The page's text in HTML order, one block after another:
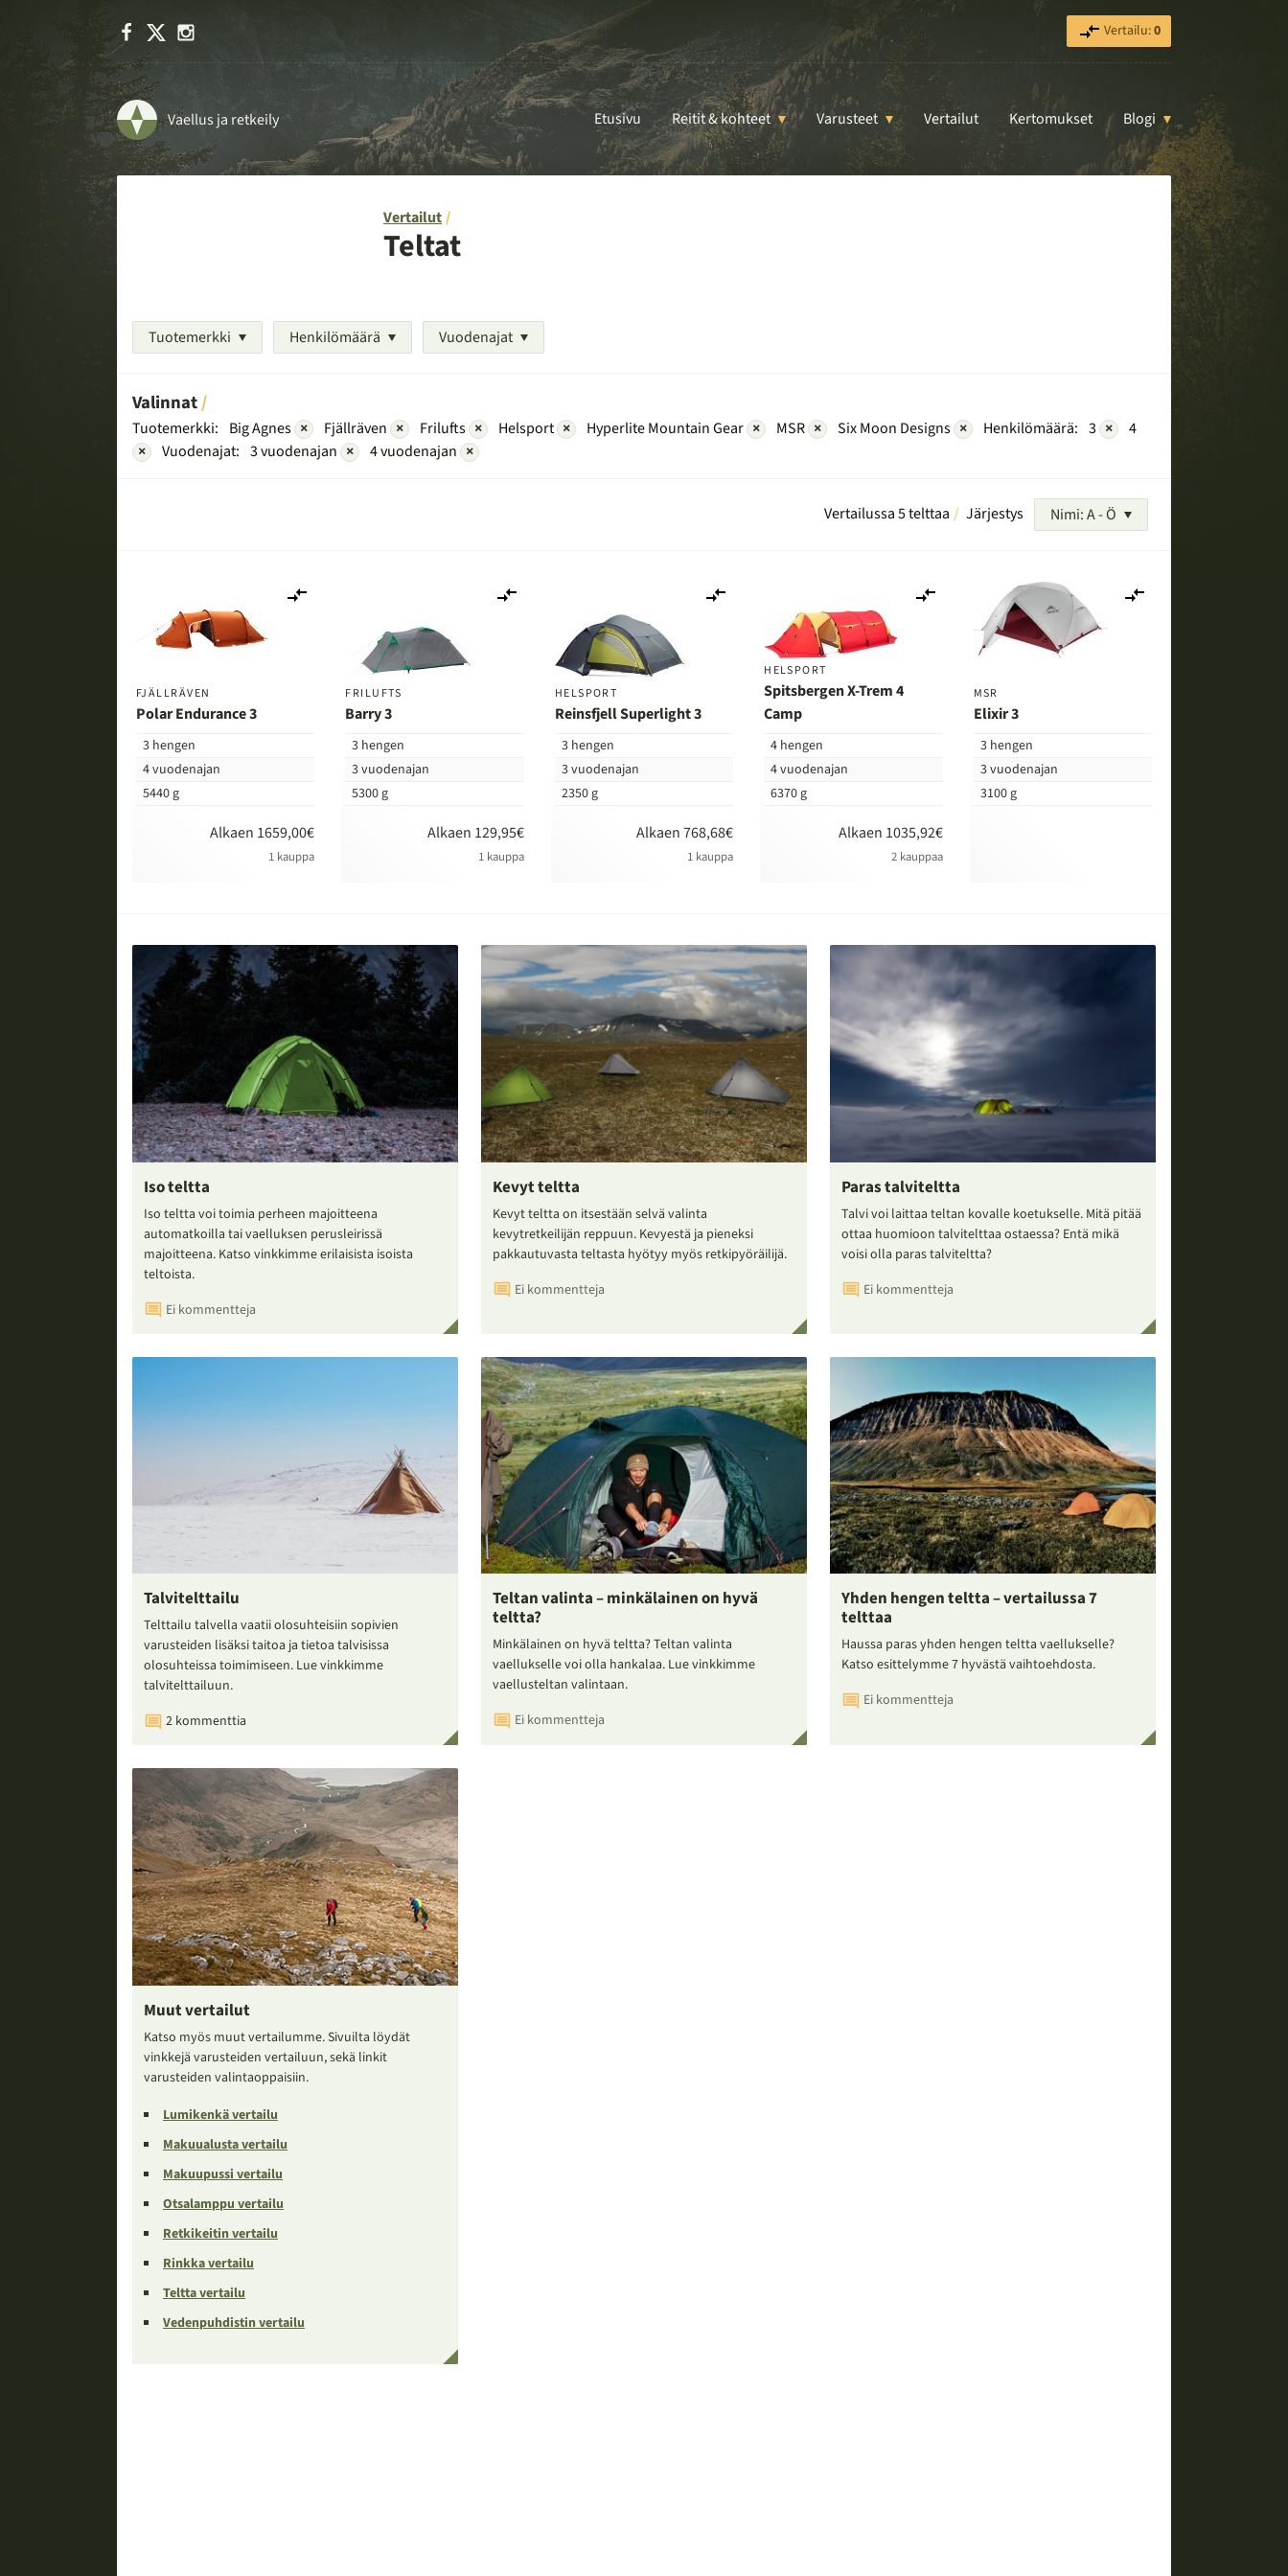
Facebook Vertailu:0
Vaellus ja retkeily Etusivu Reitit & kohteet Varusteet Vertailut Kertomukset Blogi
Vertailut
Teltat
Tuotemerkki Henkilömäärä Vuodenajat
Valinnat
Tuotemerkki: Big Agnes × Fjällräven × Frilufts × Helsport × Hyperlite Mountain Gear × MSR × Six Moon Designs × Henkilömäärä: 3 ×
4
×
Vuodenajat: 3 vuodenajan × 4 vuodenajan ×
Vertailussa 5 telttaa Järjestys Nimi: A - Ö
FJÄLLRÄVEN
Polar Endurance 3
3 hengen
4 vuodenajan
5440 g
Alkaen 1659,00€
1 kauppa
FRILUFTS
Barry 3
3 hengen
3 vuodenajan
5300 g
Alkaen 129,95€
1 kauppa
HELSPORT
Reinsfjell Superlight 3
3 hengen
3 vuodenajan
2350 g
Alkaen 768,68€
1 kauppa
HELSPORT
Spitsbergen X-Trem 4
Camp
4 hengen
4 vuodenajan
6370 g
Alkaen 1035,92€
2 kauppaa
vertailuun
MSR
Elixir 3
3 hengen
3 vuodenajan
3100 g
Iso teltta
Iso teltta voi toimia perheen majoitteena
automatkoilla tai vaelluksen perusleirissä
majoitteena. Katso vinkkimme erilaisista isoista
teltoista.
Ei kommentteja
Kevyt teltta
Kevyt teltta on itsestään selvä valinta
kevytretkeilijän reppuun. Kevyestä ja pieneksi
pakkautuvasta teltasta hyötyy myös retkipyöräilijä.
Ei kommentteja
Paras talviteltta
Talvi voi laittaa teltan kovalle koetukselle. Mitä pitää
ottaa huomioon talvitelttaa ostaessa? Entä mikä
voisi olla paras talviteltta?
Ei kommentteja
Talvitelttailu
Telttailu talvella vaatii olosuhteisiin sopivien
varusteiden lisäksi taitoa ja tietoa talvisissa
olosuhteissa toimimiseen. Lue vinkkimme
talvitelttailuun.
2 kommenttia
Teltan valinta – minkälainen on hyvä
teltta?
Minkälainen on hyvä teltta? Teltan valinta
vaellukselle voi olla hankalaa. Lue vinkkimme
vaellusteltan valintaan.
Ei kommentteja
Yhden hengen teltta – vertailussa 7
telttaa
Haussa paras yhden hengen teltta vaellukselle?
Katso esittelymme 7 hyvästä vaihtoehdosta.
Ei kommentteja
Muut vertailut
Katso myös muut vertailumme. Sivuilta löydät
vinkkejä varusteiden vertailuun, sekä linkit
varusteiden valintaoppaisiin.
Lumikenkä vertailu
Makuualusta vertailu
Makuupussi vertailu
Otsalamppu vertailu
Retkikeitin vertailu
Rinkka vertailu
Teltta vertailu
Vedenpuhdistin vertailu